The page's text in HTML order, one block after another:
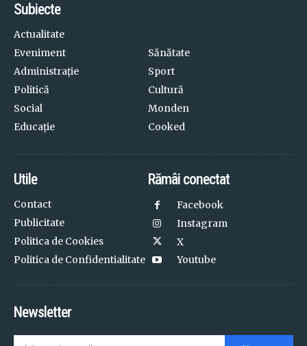
Subiecte
Actualitate
Eveniment
Administrație
Politică
Social
Educație
Sănătate
Sport
Cultură
Monden
Cooked
Utile
Contact
Publicitate
Politica de Cookies
Politica de Confidentialitate
Rămâi conectat
Facebook
Instagram
X
Youtube
Newsletter